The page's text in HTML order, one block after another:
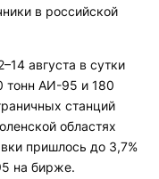
в российской
августа в сутки
тонн АИ-95 и 180
станций
областях
пришлось до 3,7%
на бирже.